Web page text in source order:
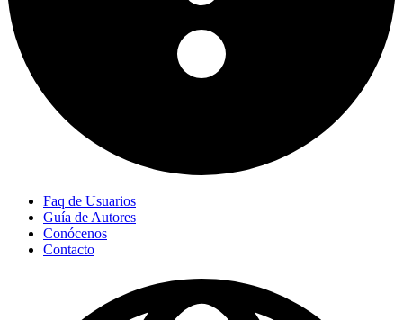
Faq de Usuarios
Guía de Autores
Conócenos
Contacto